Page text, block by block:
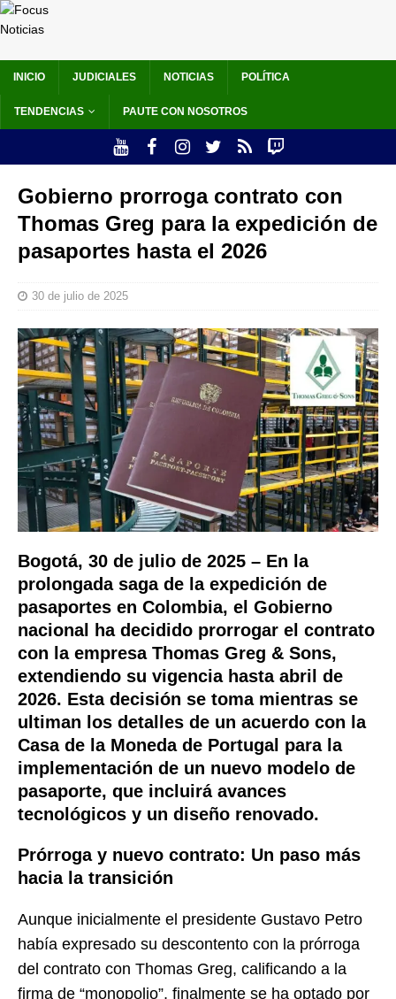
INICIO JUDICIALES NOTICIAS POLÍTICA
TENDENCIAS PAUTE CON NOSOTROS
Gobierno prorroga contrato con
Thomas Greg para la expedición de
pasaportes hasta el 2026
30 de julio de 2025
Bogotá, 30 de julio de 2025 – En la
prolongada saga de la expedición de
pasaportes en Colombia, el Gobierno
nacional ha decidido prorrogar el contrato
con la empresa Thomas Greg & Sons,
extendiendo su vigencia hasta abril de
2026. Esta decisión se toma mientras se
ultiman los detalles de un acuerdo con la
Casa de la Moneda de Portugal para la
implementación de un nuevo modelo de
pasaporte, que incluirá avances
tecnológicos y un diseño renovado.
Prórroga y nuevo contrato: Un paso más
hacia la transición
Aunque inicialmente el presidente Gustavo Petro
había expresado su descontento con la prórroga
del contrato con Thomas Greg, calificando a la
firma de “monopolio”, finalmente se ha optado por